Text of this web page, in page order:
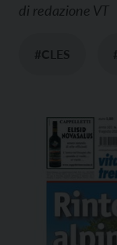
di redazione VT
#CLES